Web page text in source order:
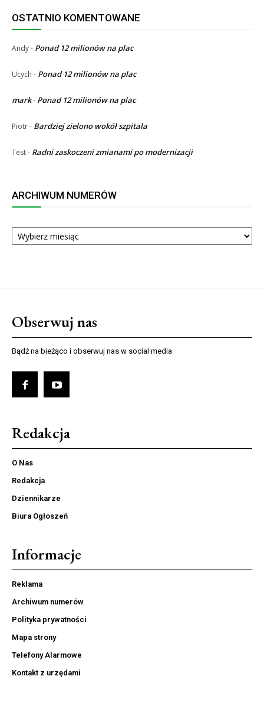
OSTATNIO KOMENTOWANE
Andy- Ponad 12 milionów na plac
Ucych - Ponad 12 milionów na plac
mark- Ponad 12 milionów na plac
Piotr- Bardziej zielono wokół szpitala
Test- Radni zaskoczeni zmianami po modernizacji
ARCHIWUM NUMERÓW
ARCHIWUM
NUMERÓW
Obserwuj nas
Bądź na bieżąco i obserwuj nas w social media
Redakcja
O Nas
Redakcja
Dziennikarze
Biura Ogłoszeń
Informacje
Reklama
Archiwum numerów
Polityka prywatności
Mapa strony
Telefony Alarmowe
Kontakt z urzędami